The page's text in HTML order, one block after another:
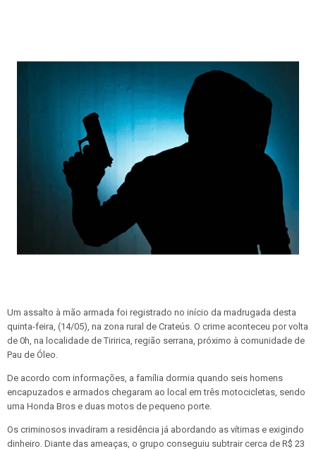
Um assalto à mão armada foi registrado no início da madrugada desta
quinta-feira, (14/05), na zona rural de Crateús. O crime aconteceu por volta
de 0h, na localidade de Tiririca, região serrana, próximo à comunidade de
Pau de Óleo.
De acordo com informações, a família dormia quando seis homens
encapuzados e armados chegaram ao local em três motocicletas, sendo
uma Honda Bros e duas motos de pequeno porte.
Os criminosos invadiram a residência já abordando as vítimas e exigindo
dinheiro. Diante das ameaças, o grupo conseguiu subtrair cerca de R$ 23